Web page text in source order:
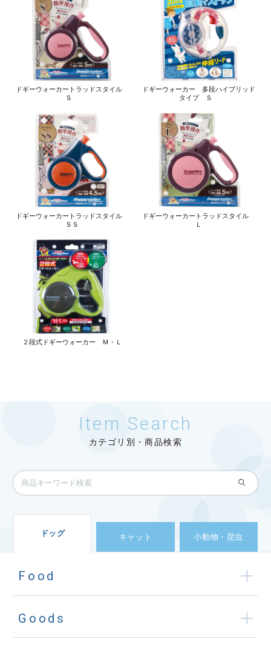
ドギーウォーカートラッドスタイル
Ｓ
ドギーウォーカー 多段ハイブリッド
タイプ Ｓ
ドギーウォーカートラッドスタイル
ＳＳ
ドギーウォーカートラッドスタイル
Ｌ
２段式ドギーウォーカー Ｍ・Ｌ
Item Search
カテゴリ別・商品検索
ドッグ キャット 小動物・昆虫
Food
Goods